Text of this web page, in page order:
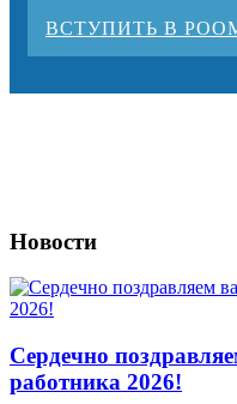
ВСТУПИТЬ В
Новости
Сердечно
работника 2026!